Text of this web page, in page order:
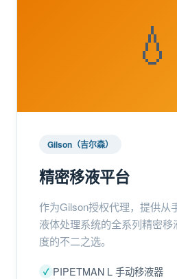
💧
Gilson（吉尔森）
精密移液平台
作为Gilson授权代理，提供从
液体处理系统的全系列精密
度的不二之选。
PIPETMAN L 手动移液器